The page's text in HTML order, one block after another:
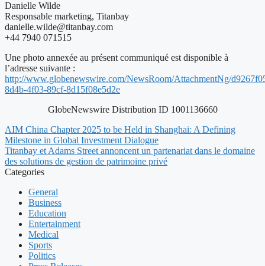
Danielle Wilde
Responsable marketing, Titanbay
danielle.wilde@titanbay.com
+44 7940 071515
Une photo annexée au présent communiqué est disponible à
l’adresse suivante :
http://www.globenewswire.com/NewsRoom/AttachmentNg/
8d4b-4f03-89cf-8d15f08e5d2e
GlobeNewswire Distribution ID 1001136660
AIM China Chapter 2025 to be Held in Shanghai: A Defining
Milestone in Global Investment Dialogue
Titanbay et Adams Street annoncent un partenariat dans le domaine
des solutions de gestion de patrimoine privé
Categories
General
Business
Education
Entertainment
Medical
Sports
Politics